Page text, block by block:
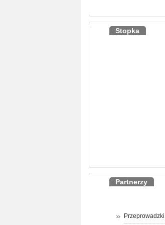
Stopka
Partnerzy
Przeprowadzki